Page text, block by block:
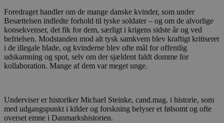
Foredraget handler om de mange danske kvinder, som under
Besættelsen indledte forhold til tyske soldater – og om de alvorlige
konsekvenser, det fik for dem, særligt i krigens sidste år og ved
befrielsen. Modstanden mod alt tysk samkvem blev kraftigt kritiseret
i de illegale blade, og kvinderne blev ofte mål for offentlig
udskamning og spot, selv om der sjældent faldt domme for
kollaboration. Mange af dem var meget unge.
Underviser er historiker Michael Steinke, cand.mag. i historie, som
med udgangspunkt i kilder og forskning belyser et følsomt og ofte
overset emne i Danmarkshistorien.